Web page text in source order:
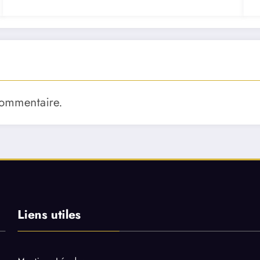
Liens utiles